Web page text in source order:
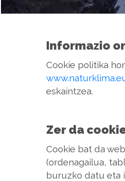
Informazio
Cookie politika
eskaintzea.
Zer da
Cookie bat da
(ordenagailua,
buruzko datu eta